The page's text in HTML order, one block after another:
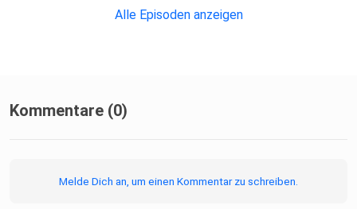
Alle Episoden anzeigen
Kommentare (0)
Melde Dich an, um einen Kommentar zu schreiben.